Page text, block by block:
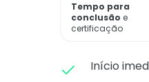
Tempo para
conclusão e
certificação
Início